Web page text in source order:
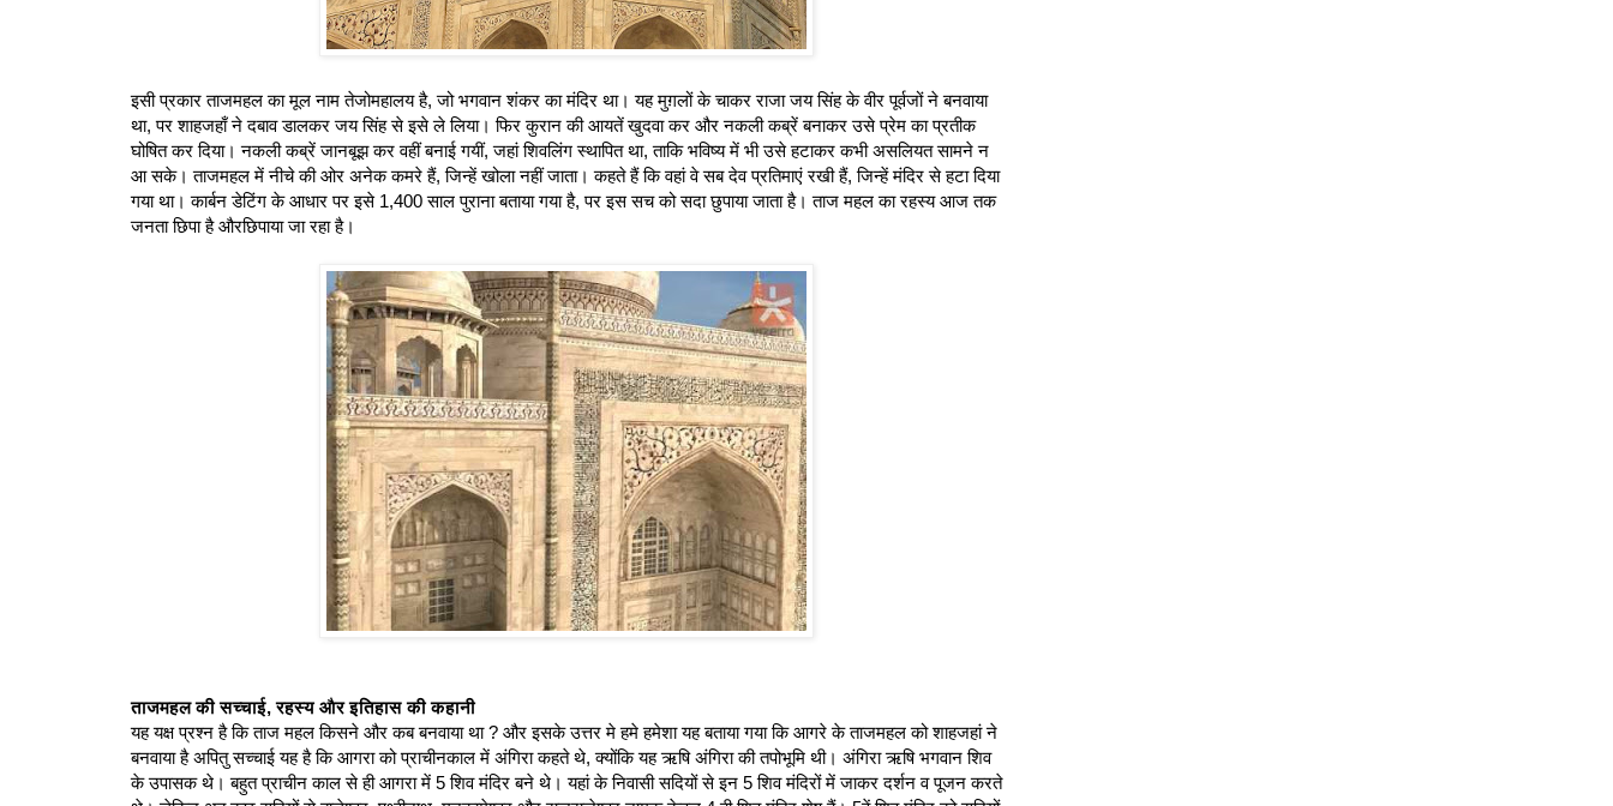
इसी प्रकार ताजमहल का मूल नाम तेजोमहालय है, जो भगवान शंकर का मंदिर था। यह मुग़लों के चाकर राजा जय सिंह के वीर पूर्वजों ने बनवाया
था, पर शाहजहाँ ने दबाव डालकर जय सिंह से इसे ले लिया। फिर कुरान की आयतें खुदवा कर और नकली कब्रें बनाकर उसे प्रेम का प्रतीक
घोषित कर दिया। नकली कब्रें जानबूझ कर वहीं बनाई गयीं, जहां शिवलिंग स्थापित था, ताकि भविष्य में भी उसे हटाकर कभी असलियत सामने न
आ सके। ताजमहल में नीचे की ओर अनेक कमरे हैं, जिन्हें खोला नहीं जाता। कहते हैं कि वहां वे सब देव प्रतिमाएं रखी हैं, जिन्हें मंदिर से हटा दिया
गया था। कार्बन डेटिंग के आधार पर इसे 1,400 साल पुराना बताया गया है, पर इस सच को सदा छुपाया जाता है। ताज महल का रहस्य आज तक
जनता छिपा है औरछिपाया जा रहा है।
ताजमहल की सच्चाई, रहस्य और इतिहास की कहानी
यह यक्ष प्रश्न है कि ताज महल किसने और कब बनवाया था ? और इसके उत्तर मे हमे हमेशा यह बताया गया कि आगरे के ताजमहल को शाहजहां ने
बनवाया है अपितु सच्चाई यह है कि आगरा को प्राचीनकाल में अंगिरा कहते थे, क्योंकि यह ऋषि अंगिरा की तपोभूमि थी। अंगिरा ऋषि भगवान शिव
के उपासक थे। बहुत प्राचीन काल से ही आगरा में 5 शिव मंदिर बने थे। यहां के निवासी सदियों से इन 5 शिव मंदिरों में जाकर दर्शन व पूजन करते